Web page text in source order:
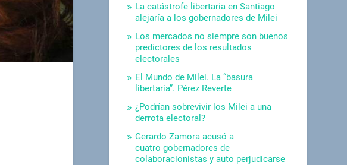
La catástrofe libertaria en Santiago
alejaría a los gobernadores de Milei
Los mercados no siempre son buenos
predictores de los resultados
electorales
El Mundo de Milei. La “basura
libertaria”. Pérez Reverte
¿Podrían sobrevivir los Milei a una
derrota electoral?
Gerardo Zamora acusó a
cuatro gobernadores de
colaboracionistas y auto perjudicarse